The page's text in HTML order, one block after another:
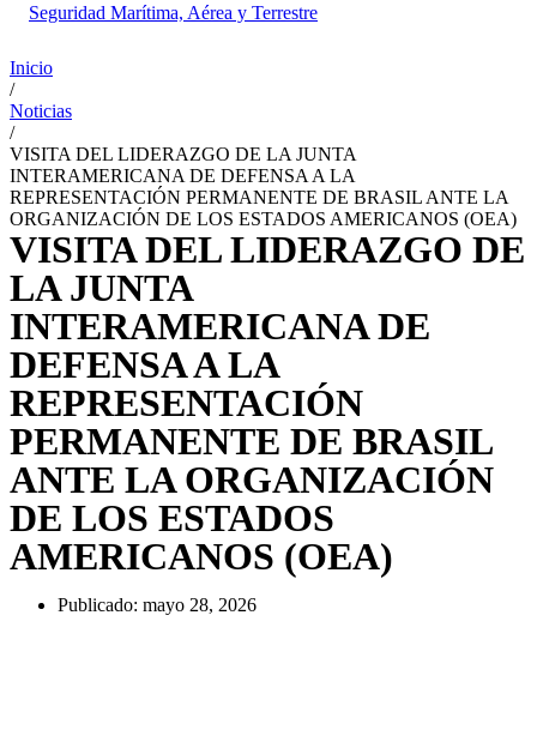
Seguridad Marítima, Aérea y Terrestre
Inicio
/
Noticias
/
VISITA DEL LIDERAZGO DE LA JUNTA
INTERAMERICANA DE DEFENSA A LA
REPRESENTACIÓN PERMANENTE DE BRASIL ANTE LA
ORGANIZACIÓN DE LOS ESTADOS AMERICANOS (OEA)
VISITA DEL LIDERAZGO DE
LA JUNTA
INTERAMERICANA DE
DEFENSA A LA
REPRESENTACIÓN
PERMANENTE DE BRASIL
ANTE LA ORGANIZACIÓN
DE LOS ESTADOS
AMERICANOS (OEA)
Publicado: mayo 28, 2026